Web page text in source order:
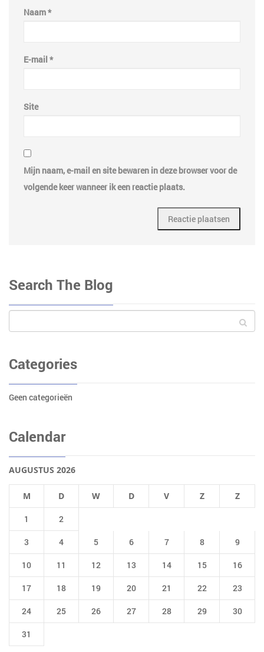
Naam*
E-mail *
Site
Mijn naam, e-mail en site bewaren in deze browser voor de
volgende keer wanneer ik een reactie plaats.
Search The Blog
Categories
Geen categorieën
Calendar
AUGUSTUS 2026
M D W D V Z Z
1 2
3 4 5 6 7 8 9
10 11 12 13 14 15 16
17 18 19 20 21 22 23
24 25 26 27 28 29 30
31